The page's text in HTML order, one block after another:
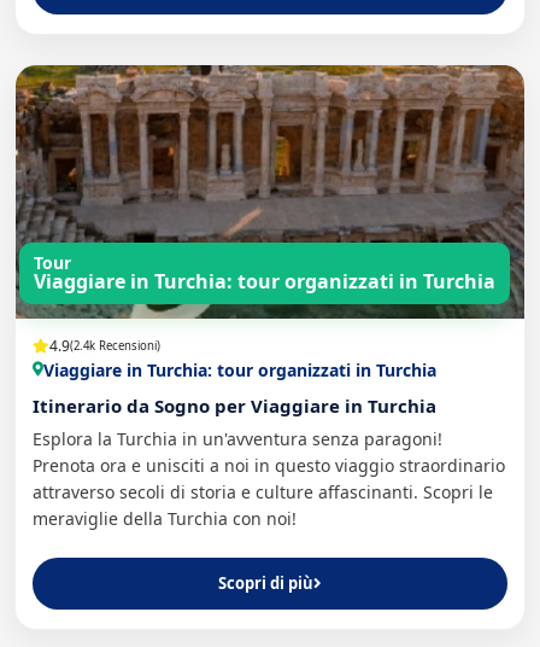
Tour
Viaggiare in Turchia: tour organizzati in Turchia
4.9(2.4k Recensioni)
Viaggiare in Turchia: tour organizzati in Turchia
Itinerario da Sogno per Viaggiare in Turchia
Esplora la Turchia in un'avventura senza paragoni!
Prenota ora e unisciti a noi in questo viaggio straordinario
attraverso secoli di storia e culture affascinanti. Scopri le
meraviglie della Turchia con noi!
Scopri di più